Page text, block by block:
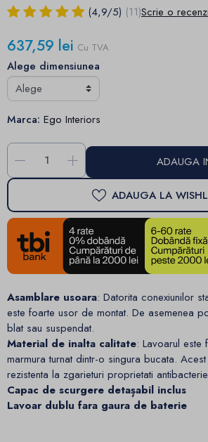
(4,9/5) (11)Scrie o
637,59 lei Cu TVA
Alege dimensiunea
Marca: Ego Interiors
- + ADAUGA
ADAUGA LA
Asamblare usoara: Datorita conexiunilor
este foarte usor de montat. De asemenea
blat sau suspendat.
Material de inalta calitate: Lavoarul
marmura turnat dintr-o singura bucata.
rezistenta la zgarieturi proprietati
Capac de scurgere detașabil inclus
Lavoar dublu fara gaura de baterie